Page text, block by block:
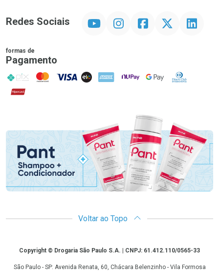
Redes Sociais InstagramFacebookTwitter Linkedin
formas de
Pagamento
PIX MasterCard
VISA ELO AMEX NuPay Google PayDiners Club
Hipercard
Promoção em Destaque
Voltar ao Topo
CopyrightCopyright © Drogaria São Paulo S.A. | CNPJ: 61.412.110/0565-33
São Paulo - SP: Avenida Renata, 60, Chácara Belenzinho - Vila Formosa